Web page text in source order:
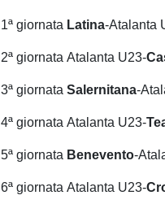
1ª giornata Latina-Atalanta
2ª giornata Atalanta U23-
3ª giornataSalernitana-
4ª giornata Atalanta U23-
5ª giornata Benevento-
6ª giornata Atalanta U23-